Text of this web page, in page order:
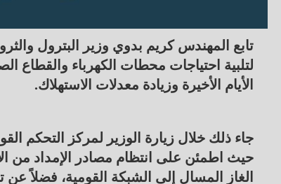
تابع المهندس كريم بدوي وزير البترول
لتلبية احتياجات محطات الكهرباء
الأيام الأخيرة وزيادة معدلات الاستهلاك.
جاء ذلك خلال زيارة الوزير لمركز التحكم
حيث اطمئن على انتظام مصادر الإمداد من
الغاز المسال إلى الشبكة القومية، فضلاً عن